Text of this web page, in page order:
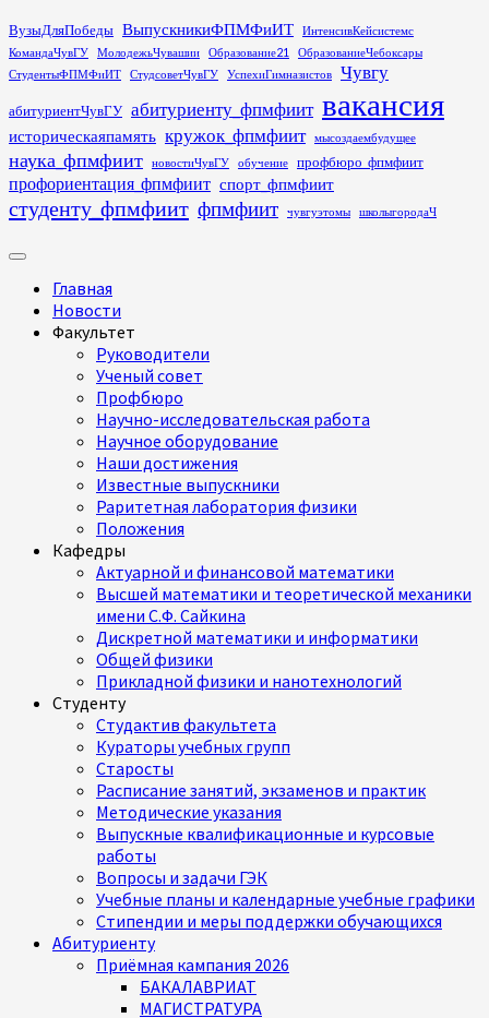
Перейти
к
содержимому
ВузыДляПобеды ВыпускникиФПМФиИТ
ИнтенсивКейсистемс
КомандаЧувГУ
МолодежьЧувашии Образование21
ОбразованиеЧебоксары
СтудентыФПМФиИТ
СтудсоветЧувГУ УспехиГимназистов Чувгу
абитуриентЧувГУ абитуриенту_фпмфиит вакансия
историческаяпамять кружок_фпмфиит мысоздаембудущее
наука_фпмфиит новостиЧувГУ обучение профбюро_фпмфиит
профориентация_фпмфиит спорт_фпмфиит
студенту_фпмфиит фпмфиит чувгуэтомы школыгородаЧ
Основное
Главная
Новости
Факультет
Руководители
Ученый совет
Профбюро
Научно-исследовательская работа
Научное оборудование
Наши достижения
Известные выпускники
Раритетная лаборатория физики
Положения
Кафедры
Актуарной и финансовой математики
Высшей математики и теоретической механики
имени С.Ф. Сайкина
Дискретной математики и информатики
Общей физики
Прикладной физики и нанотехнологий
Студенту
Студактив факультета
Кураторы учебных групп
Старосты
Расписание занятий, экзаменов и практик
Методические указания
Выпускные квалификационные и курсовые
работы
Вопросы и задачи ГЭК
Учебные планы и календарные учебные графики
Стипендии и меры поддержки обучающихся
Абитуриенту
Приёмная кампания 2026
БАКАЛАВРИАТ
МАГИСТРАТУРА